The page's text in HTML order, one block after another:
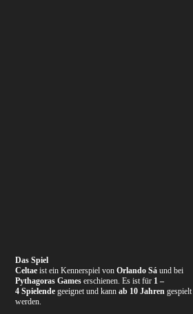
Das Spiel
Celtaeist ein Kennerspiel vonOrlando Sá und bei
Pythagoras Games erschienen. Es ist für 1 –
4 Spielende geeignet und kannab 10 Jahren gespielt
werden.